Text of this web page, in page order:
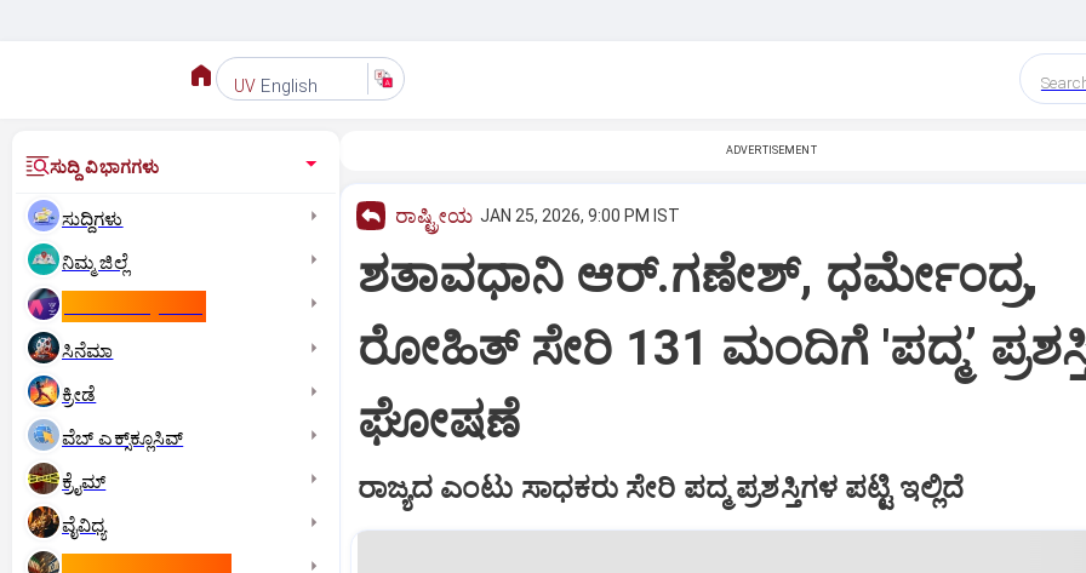
UV English
ಸುದ್ದಿ ವಿಭಾಗಗಳು
ಸುದ್ದಿಗಳು
ನಿಮ್ಮ ಜಿಲ್ಲೆ
ಸಿನೆಮಾ
ಕ್ರೀಡೆ
ವೆಬ್ ಎಕ್ಸ್‌ಕ್ಲೂಸಿವ್
ಕ್ರೈಮ್
ವೈವಿಧ್ಯ
ADVERTISEMENT
ರಾಷ್ಟ್ರೀಯ JAN 25, 2026, 9:00 PM IST
ಶತಾವಧಾನಿ ಆರ್.ಗಣೇಶ್, ಧರ್ಮೇಂದ್ರ,
ರೋಹಿತ್‌ ಸೇರಿ 131 ಮಂದಿಗೆ 'ಪದ್ಮʼ
ಘೋಷಣೆ
ರಾಜ್ಯದ ಎಂಟು ಸಾಧಕರು ಸೇರಿ ಪದ್ಮ ಪ್ರಶಸ್ತಿಗಳ ಪಟ್ಟಿ ಇಲ್ಲಿದೆ